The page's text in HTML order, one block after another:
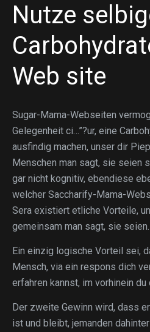
Nutze
Web site
Sugar-Mama-Webseiten
Gelegenheit ci…”?ur, eine
ausfindig machen, unser dir
Menschen man sagt, sie seien
gar nicht kognitiv, ebendiese
welcher Saccharify-Mama-
Sera existiert etliche Vorteile,
gemeinsam man sagt, sie seien.
Ein einzig logische Vorteil sei,
Mensch, via ein respons dich
erfahren kannst, im vorhinein
Der zweite Gewinn wird, dass
ist und bleibt, jemanden